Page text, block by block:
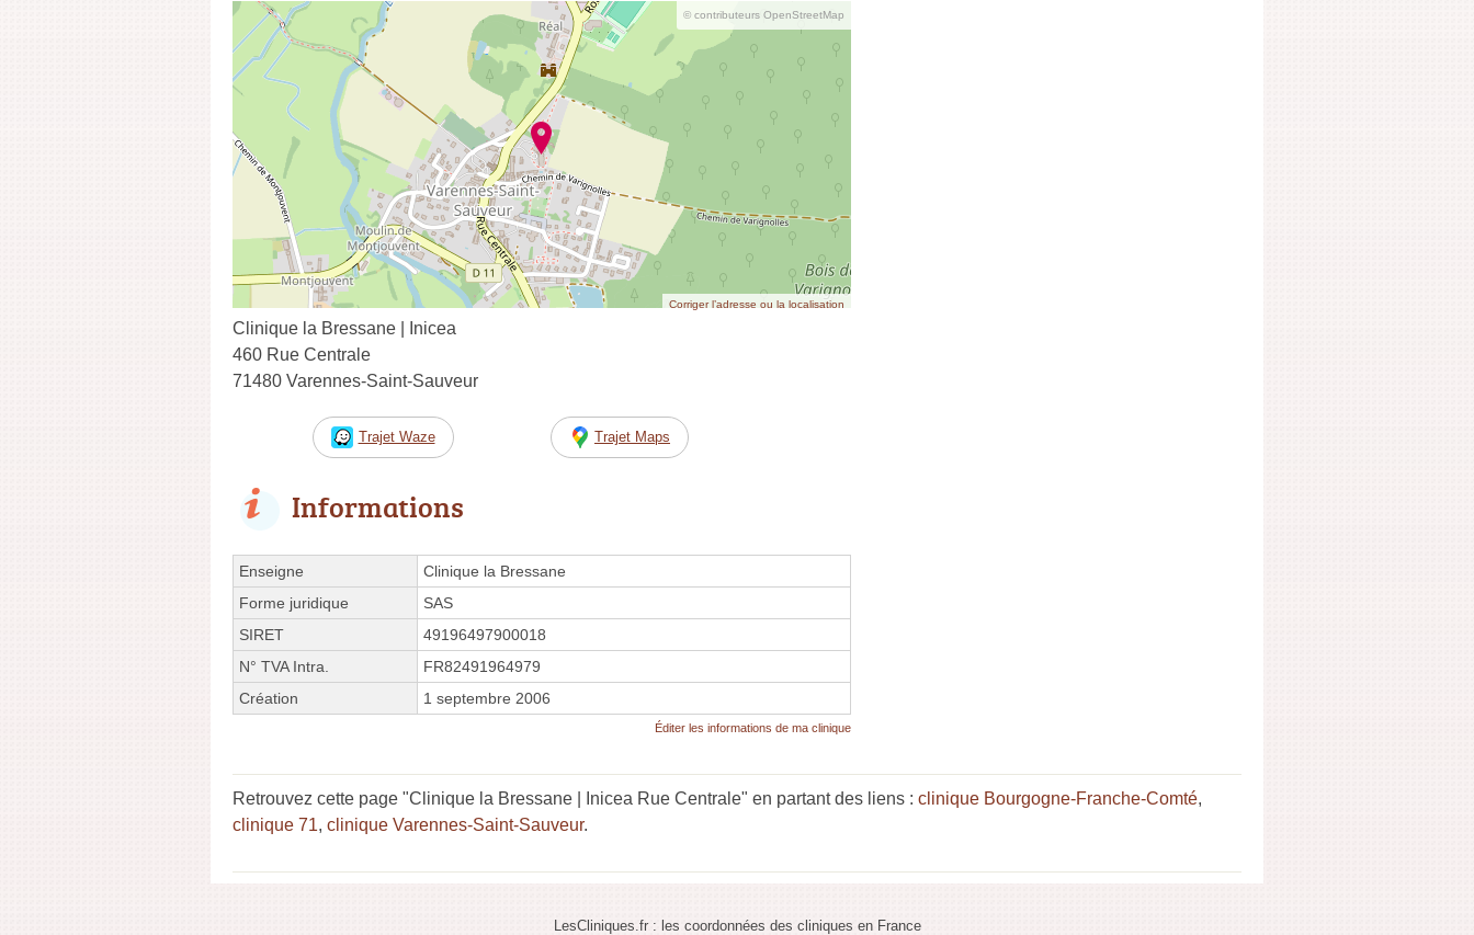
© contributeurs OpenStreetMap
Corriger l’adresse ou la localisation
Clinique la Bressane | Inicea
460 Rue Centrale
71480 Varennes-Saint-Sauveur
Trajet Waze Trajet Maps
Informations
Enseigne
Clinique la Bressane
Forme juridique
SAS
SIRET
49196497900018
N° TVA Intra.
FR82491964979
Création
1 septembre 2006
Éditer les informations de ma clinique
Retrouvez cette page "Clinique la Bressane | Inicea Rue Centrale" en partant des liens : clinique Bourgogne-Franche-Comté,
clinique 71, clinique Varennes-Saint-Sauveur.
LesCliniques.fr : les coordonnées des cliniques en France